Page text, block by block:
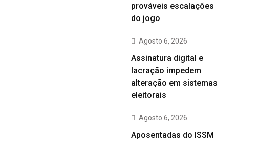
prováveis escalações
do jogo
Agosto 6, 2026
Assinatura digital e
lacração impedem
alteração em sistemas
eleitorais
Agosto 6, 2026
Aposentadas do ISSM